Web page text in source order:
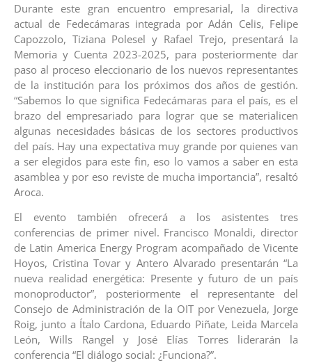
Durante este gran encuentro empresarial, la directiva
actual de Fedecámaras integrada por Adán Celis, Felipe
Capozzolo, Tiziana Polesel y Rafael Trejo, presentará la
Memoria y Cuenta 2023-2025, para posteriormente dar
paso al proceso eleccionario de los nuevos representantes
de la institución para los próximos dos años de gestión.
“Sabemos lo que significa Fedecámaras para el país, es el
brazo del empresariado para lograr que se materialicen
algunas necesidades básicas de los sectores productivos
del país. Hay una expectativa muy grande por quienes van
a ser elegidos para este fin, eso lo vamos a saber en esta
asamblea y por eso reviste de mucha importancia”, resaltó
Aroca.
El evento también ofrecerá a los asistentes tres
conferencias de primer nivel. Francisco Monaldi, director
de Latin America Energy Program acompañado de Vicente
Hoyos, Cristina Tovar y Antero Alvarado presentarán “La
nueva realidad energética: Presente y futuro de un país
monoproductor”, posteriormente el representante del
Consejo de Administración de la OIT por Venezuela, Jorge
Roig, junto a Ítalo Cardona, Eduardo Piñate, Leida Marcela
León, Wills Rangel y José Elías Torres liderarán la
conferencia “El diálogo social: ¿Funciona?”.